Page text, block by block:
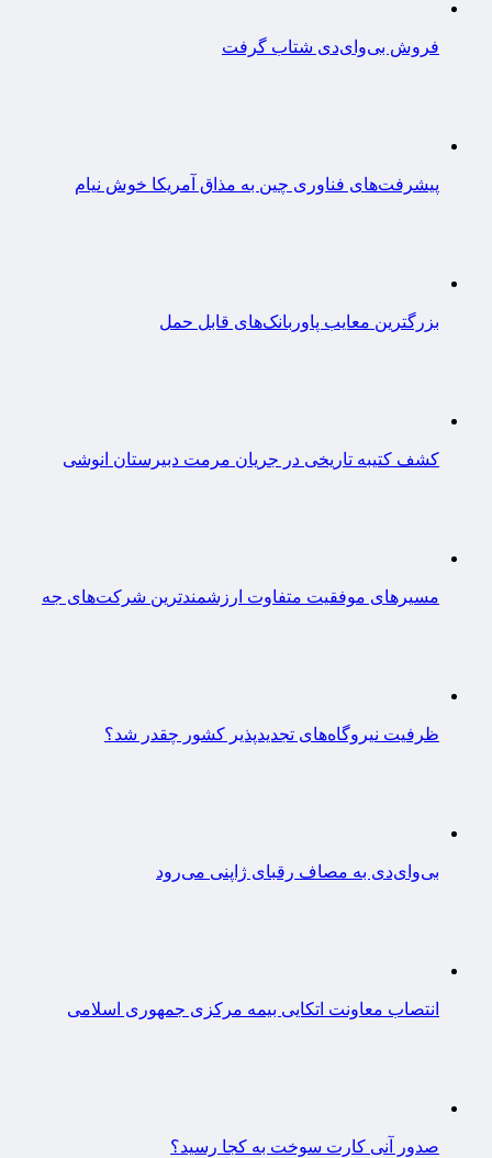
فروش بی‌وای‌دی شتاب گرفت
پیشرفت‌های فناوری چین به مذاق آمریکا خوش نیام
بزرگترین معایب پاوربانک‌های قابل حمل
کشف کتیبه تاریخی در جریان مرمت دبیرستان انوشی
مسیرهای موفقیت متفاوت ارزشمندترین شرکت‌های جه
ظرفیت نیروگاه‌های تجدیدپذیر کشور چقدر شد؟
بی‌وای‌دی به مصاف رقبای ژاپنی می‌رود
انتصاب معاونت اتکایی بیمه مرکزی جمهوری اسلامی
صدور آنی کارت سوخت به کجا رسید؟